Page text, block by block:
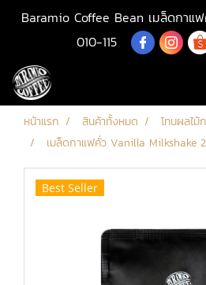
Baramio Coffee Bean เมล็ดกา
010-115
หน้าแรก สินค้าทั้งหมด
โทนผลไม้
เมล็ดกาแฟคั่ว Vanilla Milkshake
Best Seller